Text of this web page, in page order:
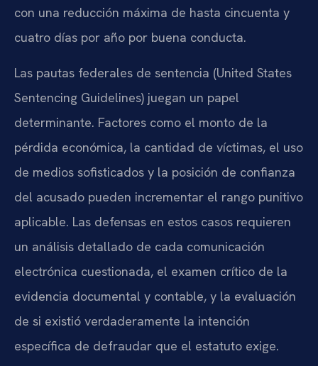
con una reducción máxima de hasta cincuenta y
cuatro días por año por buena conducta.
Las pautas federales de sentencia (United States
Sentencing Guidelines) juegan un papel
determinante. Factores como el monto de la
pérdida económica, la cantidad de víctimas, el uso
de medios sofisticados y la posición de confianza
del acusado pueden incrementar el rango punitivo
aplicable. Las defensas en estos casos requieren
un análisis detallado de cada comunicación
electrónica cuestionada, el examen crítico de la
evidencia documental y contable, y la evaluación
de si existió verdaderamente la intención
específica de defraudar que el estatuto exige.